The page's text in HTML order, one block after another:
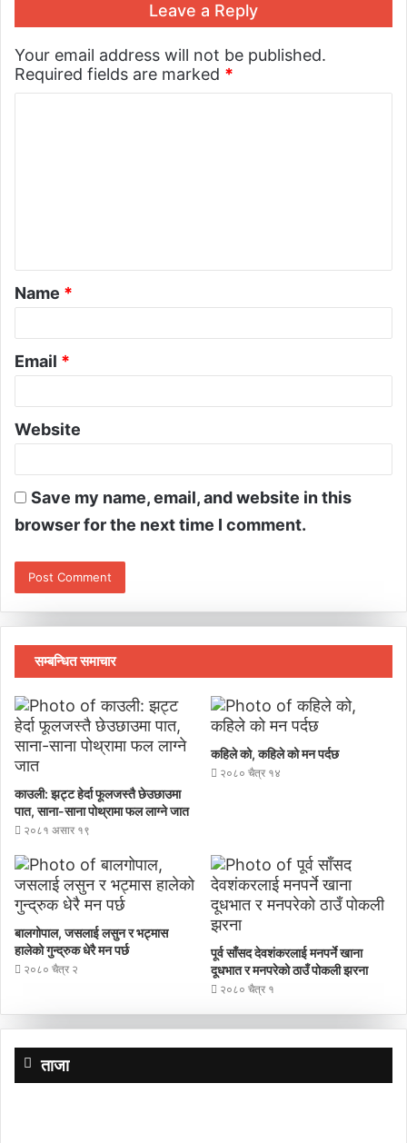
Leave a Reply
Your email address will not be published.
Required fields are marked *
Name *
Email *
Website
Save my name, email, and website in this
browser for the next time I comment.
सम्बन्धित समाचार
काउली: झट्ट हेर्दा फूलजस्तै छेउछाउमा
पात, साना-साना पोथ्रामा फल लाग्ने जात
२०८१ असार १९
कहिले को, कहिले को मन पर्दछ
२०८० चैत्र १४
बालगोपाल, जसलाई लसुन र भट्मास
हालेको गुन्द्रुक धेरै मन पर्छ
२०८० चैत्र २
पूर्व साँसद देवशंकरलाई मनपर्ने खाना
दूधभात र मनपरेको ठाउँ पाेकली झरना
२०८० चैत्र १
ताजा